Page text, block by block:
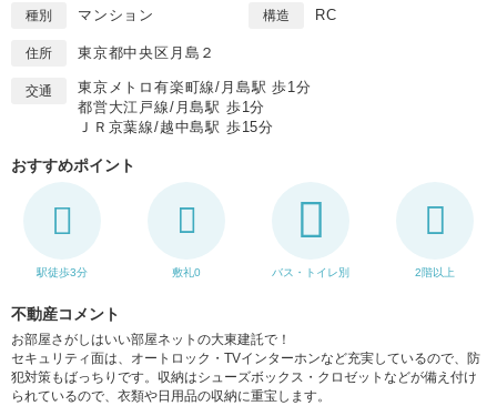
種別 マンション 構造 RC
住所 東京都中央区月島２
交通
東京メトロ有楽町線/月島駅 歩1分
都営大江戸線/月島駅 歩1分
ＪＲ京葉線/越中島駅 歩15分
おすすめポイント
駅徒歩3分 敷礼0 バス・トイレ別 2階以上
不動産コメント
お部屋さがしはいい部屋ネットの大東建託で！
セキュリティ面は、オートロック・TVインターホンなど充実しているので、防
犯対策もばっちりです。収納はシューズボックス・クロゼットなどが備え付け
られているので、衣類や日用品の収納に重宝します。